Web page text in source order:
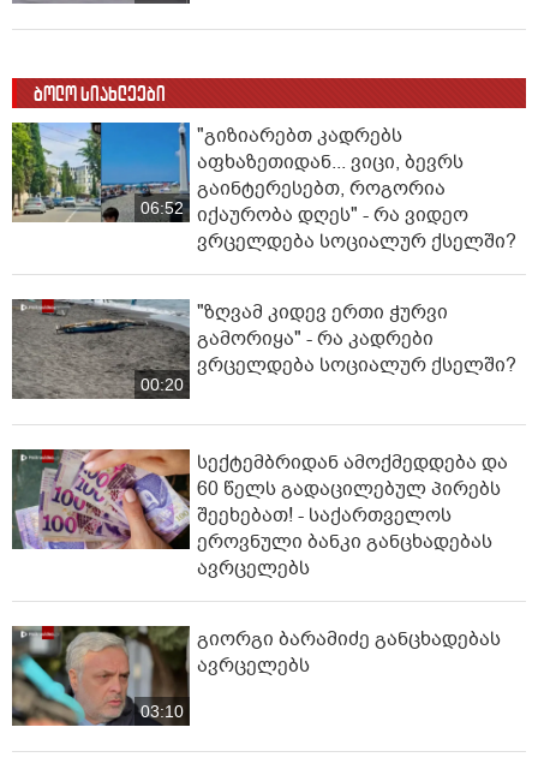
ბოლო სიახლეები
06:52
"გიზიარებთ კადრებს
აფხაზეთიდან... ვიცი, ბევრს
გაინტერესებთ, როგორია
იქაურობა დღეს" - რა ვიდეო
ვრცელდება სოციალურ ქსელში?
00:20
"ზღვამ კიდევ ერთი ჭურვი
გამორიყა" - რა კადრები
ვრცელდება სოციალურ ქსელში?
სექტემბრიდან ამოქმედდება და
60 წელს გადაცილებულ პირებს
შეეხებათ! - საქართველოს
ეროვნული ბანკი განცხადებას
ავრცელებს
03:10
გიორგი ბარამიძე განცხადებას
ავრცელებს